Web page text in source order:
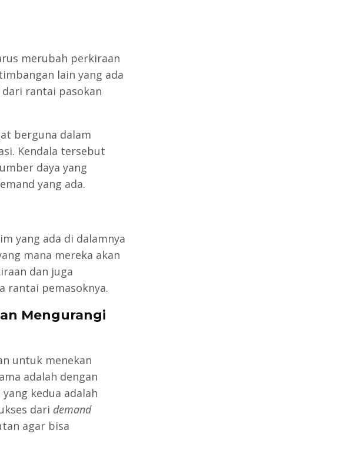
merubah perkiraan
lain yang ada
rantai pasokan
berguna dalam
Kendala tersebut
daya yang
yang ada.
yang ada di dalamnya
mana mereka akan
dan juga
rantai pemasoknya.
Mengurangi
untuk menekan
adalah dengan
kedua adalah
dari demand
agar bisa